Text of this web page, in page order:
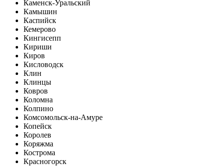
Каменск-Уральский
Камышин
Каспийск
Кемерово
Кингисепп
Кириши
Киров
Кисловодск
Клин
Клинцы
Ковров
Коломна
Колпино
Комсомольск-на-Амуре
Копейск
Королев
Коряжма
Кострома
Красногорск